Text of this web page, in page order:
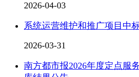
2026-04-03
系统运营维护和推广项目中
2026-03-31
南方都市报2026年度定点服